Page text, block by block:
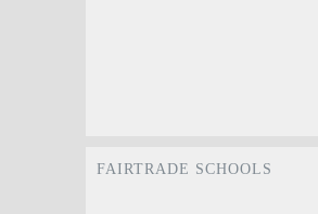
FAIRTRADE SCHOOLS